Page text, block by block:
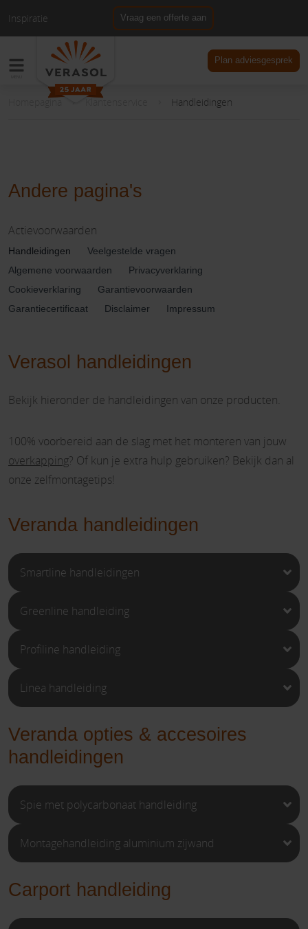
Inspiratie Vraag een offerte aan
DE
Plan adviesgesprek
Homepagina Klantenservice Handleidingen
Andere pagina's
Actievoorwaarden
Handleidingen
Veelgestelde vragen
Algemene voorwaarden
Privacyverklaring
Cookieverklaring
Garantievoorwaarden
Garantiecertificaat
Disclaimer Impressum
Verasol handleidingen
Bekijk hieronder de handleidingen van onze producten.
100% voorbereid aan de slag met het monteren van jouw
overkapping? Of kun je extra hulp gebruiken? Bekijk dan al
onze zelfmontagetips!
Veranda handleidingen
Smartline handleidingen
Greenline handleiding
Profiline handleiding
Linea handleiding
Veranda opties & accesoires
handleidingen
Spie met polycarbonaat handleiding
Montagehandleiding aluminium zijwand
Carport handleiding